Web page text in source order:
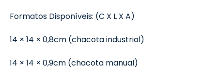
Formatos Disponíveis: (C X L X A)
14 × 14 × 0,8cm (chacota industrial)
14 × 14 × 0,9cm (chacota manual)